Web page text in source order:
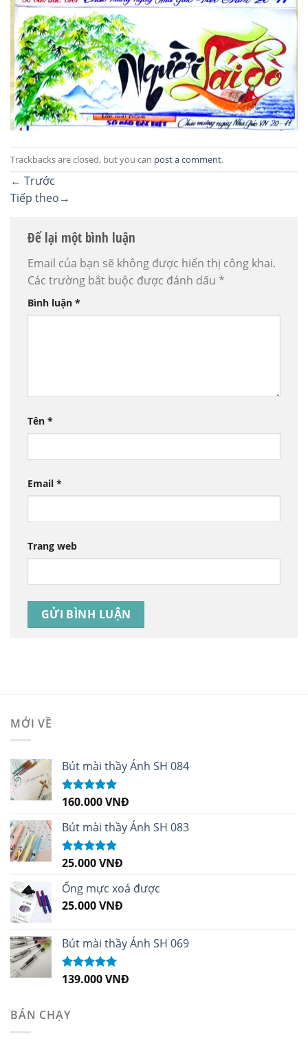
Trackbacks are closed, but you can post a comment.
← Trước
Tiếp theo→
Để lại một bình luận
Email của bạn sẽ không được hiển thị công khai.
Các trường bắt buộc được đánh dấu *
Bình luận *
Tên *
Email *
Trang web
MỚI VỀ
Bút mài thầy Ánh SH 084
Được xếp
sao
160.000VNĐ
Bút mài thầy Ánh SH 083
Được xếp
sao
25.000VNĐ
Ống mực xoá được
25.000VNĐ
Bút mài thầy Ánh SH 069
Được xếp
139.000VNĐ
BÁN CHẠY